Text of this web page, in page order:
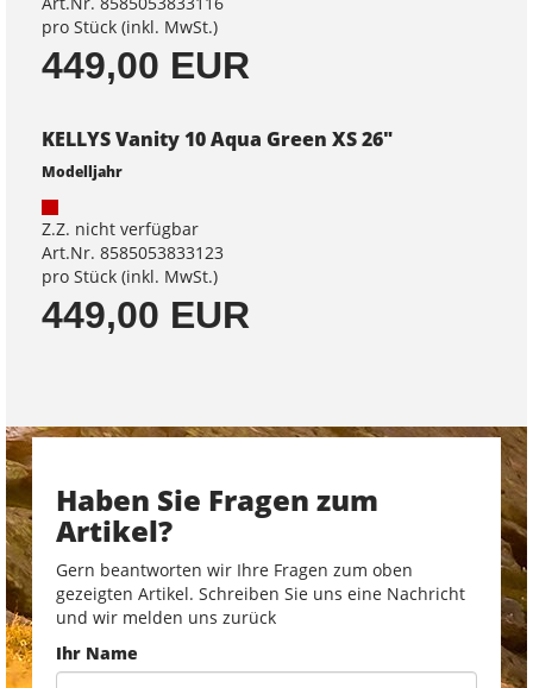
pro Stück (inkl. MwSt.)
449,00 EUR
KELLYS Vanity 10 Aqua Green XS 26"
Modelljahr
Z.Z. nicht verfügbar
Art.Nr. 8585053833123
pro Stück (inkl. MwSt.)
449,00 EUR
Haben Sie Fragen zum
Artikel?
Gern beantworten wir Ihre Fragen zum oben
gezeigten Artikel. Schreiben Sie uns eine Nachricht
und wir melden uns zurück
Ihr Name